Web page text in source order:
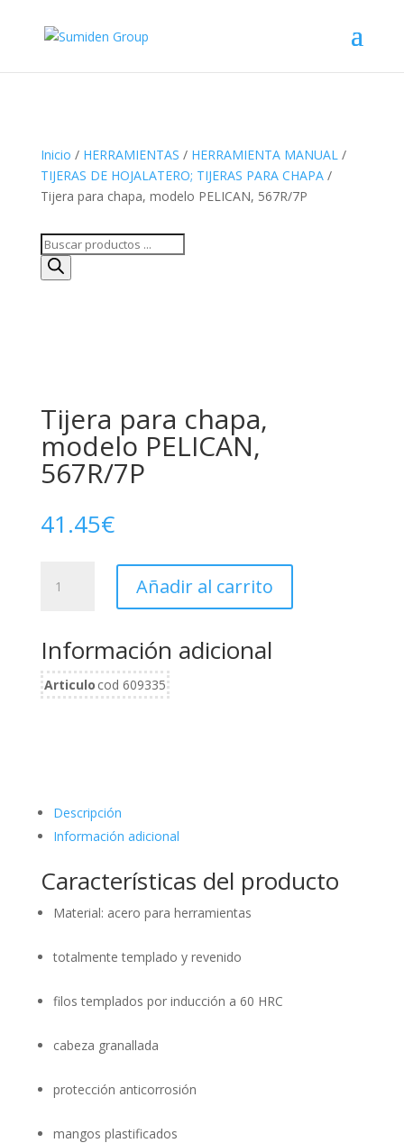
Inicio / HERRAMIENTAS / HERRAMIENTA MANUAL/
TIJERAS DE HOJALATERO; TIJERAS PARA CHAPA/
Tijera para chapa, modelo PELICAN, 567R/7P
Búsqueda
de
productos
Tijera para chapa,
modelo PELICAN,
567R/7P
41.45€
para
PELICAN,
567R/7P
cantidad
Añadir al carrito
Información adicional
Articulo cod 609335
Descripción
Información adicional
Características del producto
Material: acero para herramientas
totalmente templado y revenido
filos templados por inducción a 60 HRC
cabeza granallada
protección anticorrosión
mangos plastificados